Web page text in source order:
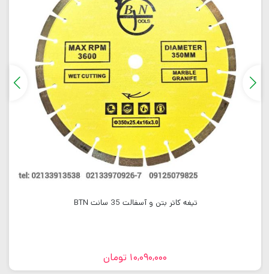
تیغه کاتر بتن و آسفالت 35 سانت BTN
10,090,000 تومان